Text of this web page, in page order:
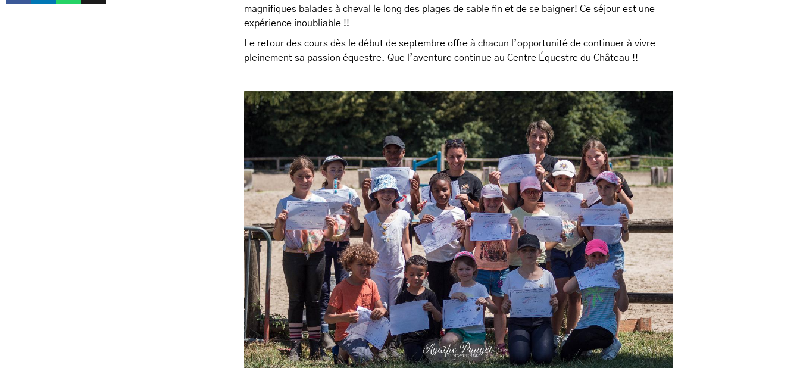
magnifiques balades à cheval le long des plages de sable fin et de se baigner! Ce séjour est une
expérience inoubliable !!
Le retour des cours dès le début de septembre offre à chacun l’opportunité de continuer à vivre
pleinement sa passion équestre. Que l’aventure continue au Centre Équestre du Château !!